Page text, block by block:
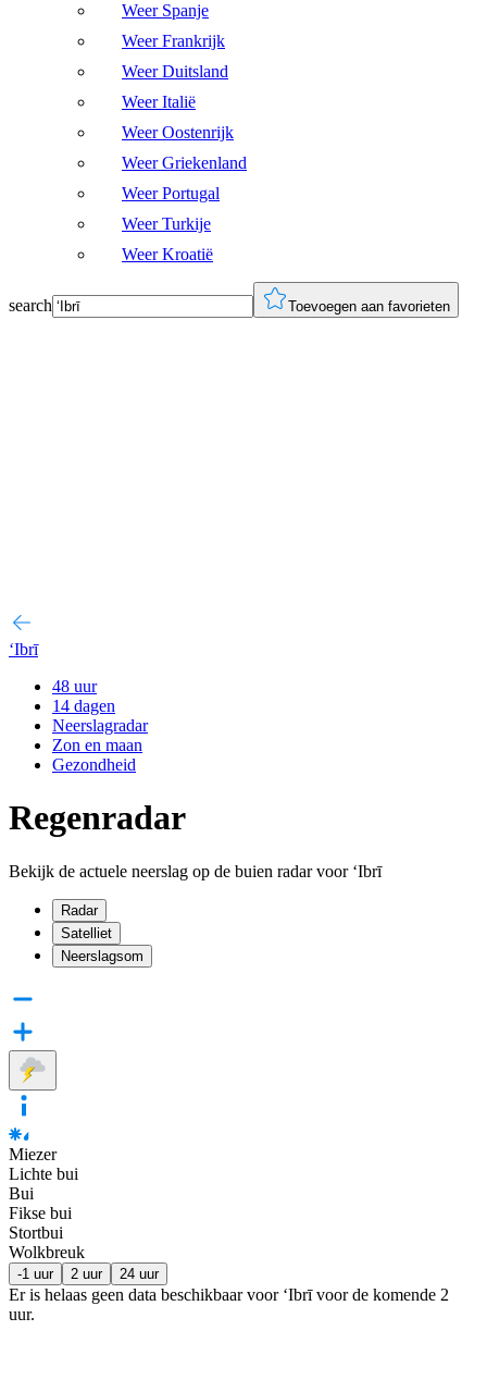
Weer Spanje
Weer Frankrijk
Weer Duitsland
Weer Italië
Weer Oostenrijk
Weer Griekenland
Weer Portugal
Weer Turkije
Weer Kroatië
search Toevoegen aan favorieten
‘Ibrī
48 uur
14 dagen
Neerslagradar
Zon en maan
Gezondheid
Regenradar
Bekijk de actuele neerslag op de buien radar voor ‘Ibrī
Radar
Satelliet
Neerslagsom
Miezer
Lichte bui
Bui
Fikse bui
Stortbui
Wolkbreuk
-1 uur 2 uur 24 uur
Er is helaas geen data beschikbaar voor ‘Ibrī voor de komende 2
uur.